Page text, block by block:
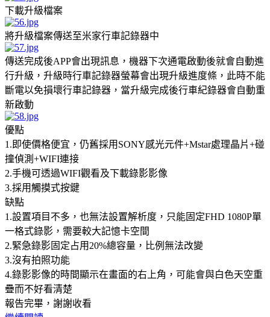
下載升級檔案
將升級檔案傳送至米家行車記錄器中
傳送完成後APP會出現訊息，機器下次通電啟動後就會自動進
行升級，升級時行車記錄器螢幕會出現升級進度條，此時不能
斷電以免損壞行車記錄器，當升級完成後行車紀錄器會自動重
新啟動
優點
1.即使價格便宜，仍舊採用SONY感光元件+Mstar處理晶片+碰
撞偵測+WIFI連接
2.手機可透過WIFI觀看及下載錄影影像
3.採用觸摸式按鍵
缺點
1.設置項目不多，也無法設置解析度，只能固定FHD 1080P單
一格式錄影，需要較大記憶卡空間
2.緊急錄影固定占用20%總容量，比例無法改變
3.沒有拍照功能
4.錄影影像的時間顯示在畫面的右上角，可能會與白色天空重
疊而不好看清楚
報告完畢，謝謝收看